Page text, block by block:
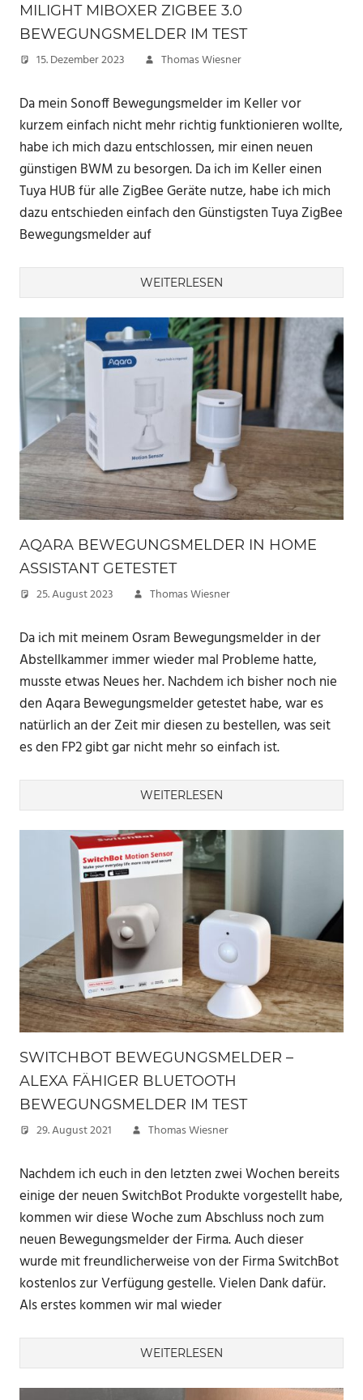
MILIGHT MIBOXER ZIGBEE 3.0
BEWEGUNGSMELDER IM TEST
15. Dezember 2023 Thomas Wiesner
Da mein Sonoff Bewegungsmelder im Keller vor
kurzem einfach nicht mehr richtig funktionieren wollte,
habe ich mich dazu entschlossen, mir einen neuen
günstigen BWM zu besorgen. Da ich im Keller einen
Tuya HUB für alle ZigBee Geräte nutze, habe ich mich
dazu entschieden einfach den Günstigsten Tuya ZigBee
Bewegungsmelder auf
WEITERLESEN
AQARA BEWEGUNGSMELDER IN HOME
ASSISTANT GETESTET
25. August 2023 Thomas Wiesner
Da ich mit meinem Osram Bewegungsmelder in der
Abstellkammer immer wieder mal Probleme hatte,
musste etwas Neues her. Nachdem ich bisher noch nie
den Aqara Bewegungsmelder getestet habe, war es
natürlich an der Zeit mir diesen zu bestellen, was seit
es den FP2 gibt gar nicht mehr so einfach ist.
WEITERLESEN
SWITCHBOT BEWEGUNGSMELDER –
ALEXA FÄHIGER BLUETOOTH
BEWEGUNGSMELDER IM TEST
29. August 2021 Thomas Wiesner
Nachdem ich euch in den letzten zwei Wochen bereits
einige der neuen SwitchBot Produkte vorgestellt habe,
kommen wir diese Woche zum Abschluss noch zum
neuen Bewegungsmelder der Firma. Auch dieser
wurde mit freundlicherweise von der Firma SwitchBot
kostenlos zur Verfügung gestelle. Vielen Dank dafür.
Als erstes kommen wir mal wieder
WEITERLESEN